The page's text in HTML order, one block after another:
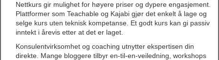
Nettkurs gir mulighet for høyere priser og dypere engasjement.
Plattformer som Teachable og Kajabi gjør det enkelt å lage og
selge kurs uten teknisk kompetanse. Et godt kurs kan gi passiv
inntekt i årevis etter at det er laget.
Konsulentvirksomhet og coaching utnytter ekspertisen din
direkte. Mange bloggere tilbyr en-til-en-veiledning, workshops